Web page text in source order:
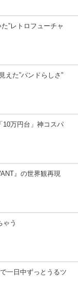
”レトロフューチャ
えた”バンドらしさ”
10万円台」神コスパ
』の世界観再現
ゃう
一日中ずっとうるツ